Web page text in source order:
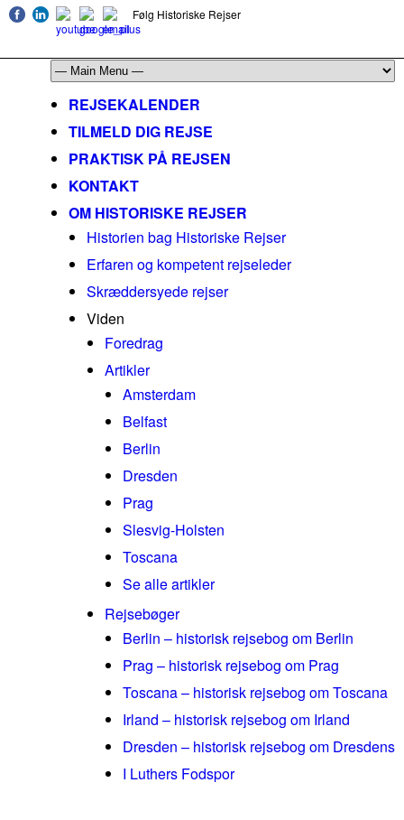
Følg Historiske Rejser
REJSEKALENDER
TILMELD DIG REJSE
PRAKTISK PÅ REJSEN
KONTAKT
OM HISTORISKE REJSER
Historien bag Historiske Rejser
Erfaren og kompetent rejseleder
Skræddersyede rejser
Viden
Foredrag
Artikler
Amsterdam
Belfast
Berlin
Dresden
Prag
Slesvig-Holsten
Toscana
Se alle artikler
Rejsebøger
Berlin – historisk rejsebog om Berlin
Prag – historisk rejsebog om Prag
Toscana – historisk rejsebog om Toscana
Irland – historisk rejsebog om Irland
Dresden – historisk rejsebog om Dresdens
I Luthers Fodspor